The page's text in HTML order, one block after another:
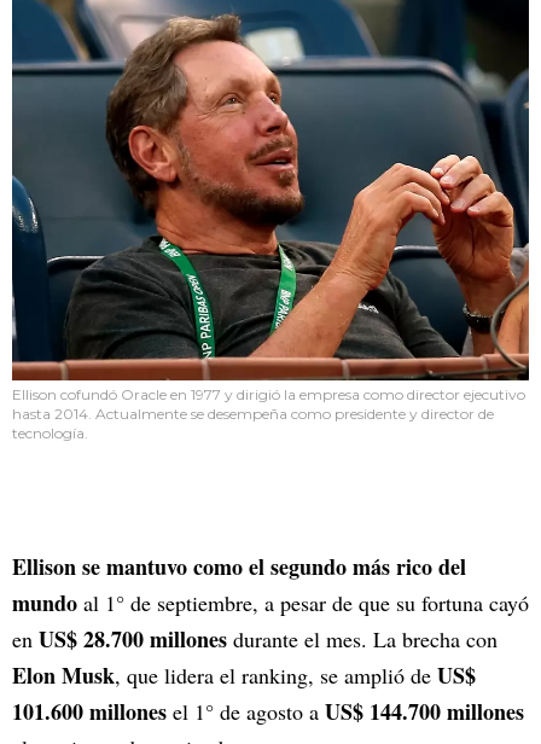
Ellison cofundó Oracle en 1977 y dirigió la empresa como director ejecutivo
hasta 2014. Actualmente se desempeña como presidente y director de
tecnología.
Ellison se mantuvo como el segundo más rico del
mundo al 1° de septiembre, a pesar de que su fortuna cayó
en US$ 28.700 millones durante el mes. La brecha con
Elon Musk, que lidera el ranking, se amplió de US$
101.600 millones el 1° de agosto a US$ 144.700 millones